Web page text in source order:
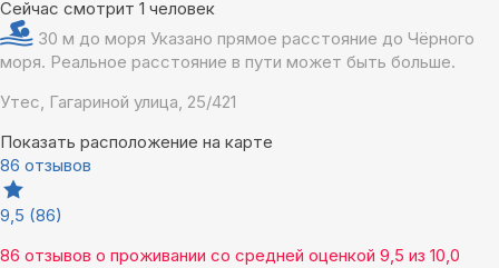
Сейчас смотрит 1 человек
30 м до моря Указано прямое расстояние до Чёрного
моря. Реальное расстояние в пути может быть больше.
Утес, Гагариной улица, 25/421
Показать расположение на карте
86 отзывов
9,5 (86)
86 отзывов о проживании со средней оценкой 9,5 из 10,0